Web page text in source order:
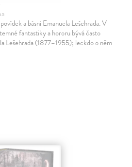
a básní Emanuela Lešehrada. V
fantastiky a hororu bývá často
Lešehrada (1877–1955); leckdo o něm